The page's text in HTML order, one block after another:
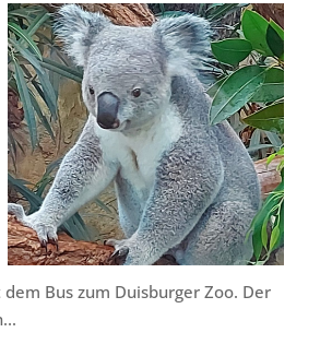
Bus zum Duisburger Zoo. Der